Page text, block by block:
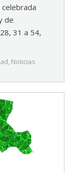
de
31 a 54,
, Noticias